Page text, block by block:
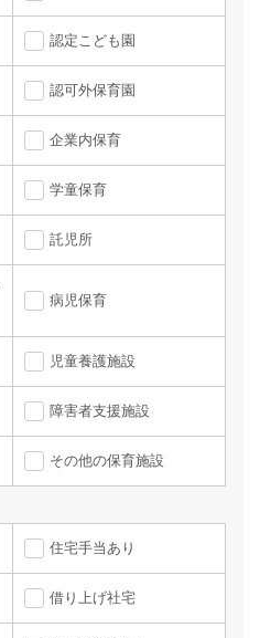
認定こども園
認可外保育園
企業内保育
学童保育
託児所
病児保育
児童養護施設
障害者支援施設
その他の保育施設
住宅手当あり
借り上げ社宅